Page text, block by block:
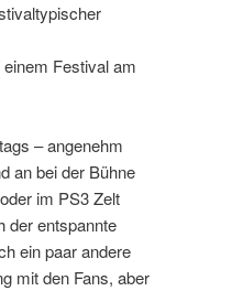
Festival am
– angenehm
an bei der Bühne
im PS3 Zelt
der entspannte
ein paar andere
mit den Fans, aber